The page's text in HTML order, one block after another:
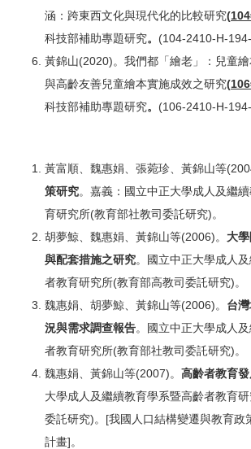
涵：跨東西文化與現代化的比較研究(104
科技部補助專題研究。 (104-2410-H-194-
黃錦山(2020)。我們都「繪老」：兒童
與高齡友善兒童繪本實施成效之研究(106
科技部補助專題研究。 (106-2410-H-194-
黃富順、魏惠娟、張菀珍、黃錦山等
策研究。嘉義：國立中正大學成人及繼
育研究所(教育部社教司委託研究)。
胡夢鯨、魏惠娟、黃錦山等(2006)。 大
與配套措施之研究。國立中正大學成人
者教育研究所(教育部高教司委託研究)。
魏惠娟、胡夢鯨、黃錦山等(2006)。 台
況與需求調查報告。國立中正大學成人
者教育研究所(教育部社教司委託研究)。
魏惠娟、黃錦山等(2007)。 高齡者教育
大學成人及繼續教育學系暨高齡者教育
委託研究)。[我國人口結構變遷與教育政
計畫]。